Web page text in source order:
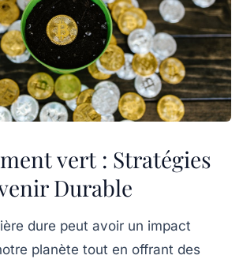
vert : Stratégies
Durable
dure peut avoir un impact
planète tout en offrant des